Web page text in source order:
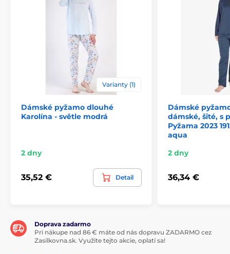
Varianty (1)
Dámské pyžamo dlouhé
Karolína - světle modrá
2 dny
35,52 € Detail
Dámské
dámské, šité, s
Pyžama 2023
aqua
2 dny
36,34 €
Doprava zadarmo
Pri nákupe nad 86 € máte od nás dopravu ZADARMO cez
Zasilkovna.sk. Využite tejto akcie, oplatí sa!